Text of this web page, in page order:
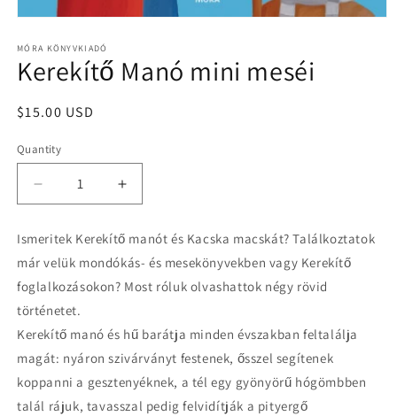
1
in
modal
MÓRA KÖNYVKIADÓ
Kerekítő Manó mini meséi
Regular
$15.00 USD
Quantity
Quantity
Decrease
quantity
Kerekítő
Manó
mini
meséi
Increase
quantity
Kerekítő
Manó
mini
Ismeritek Kerekítő manót és Kacska macskát? Találkoztatok
már velük mondókás- és mesekönyvekben vagy Kerekítő
foglalkozásokon? Most róluk olvashattok négy rövid
történetet.
Kerekítő manó és hű barátja minden évszakban feltalálja
magát: nyáron szivárványt festenek, ősszel segítenek
koppanni a gesztenyéknek, a tél egy gyönyörű hógömbben
talál rájuk, tavasszal pedig felvidítják a pityergő